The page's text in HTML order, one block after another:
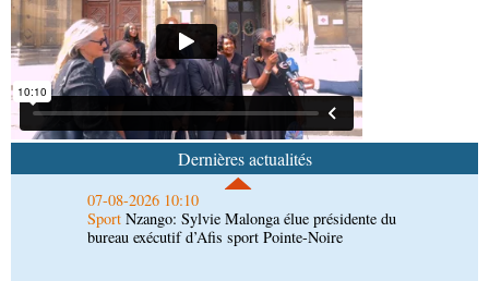
Dernières actualités
07-08-2026 10:18
Afrique-MondeAfrique de l'Ouest : les mafias du
numérique inventent une nouvelle traite humaine
07-08-2026 10:10
Nzango: Sylvie Malonga élue présidente du
bureau exécutif d’Afis sport Pointe-Noire
06-08-2026 16:30
SociétéDiaspora : rencontre des Congolais de
l'étranger à Brazzaville